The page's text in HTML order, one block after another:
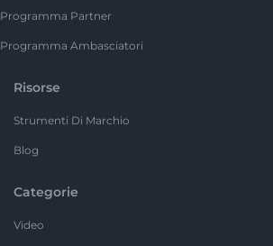
Programma Partner
Programma Ambasciatori
Risorse
Strumenti Di Marchio
Blog
Categorie
Video